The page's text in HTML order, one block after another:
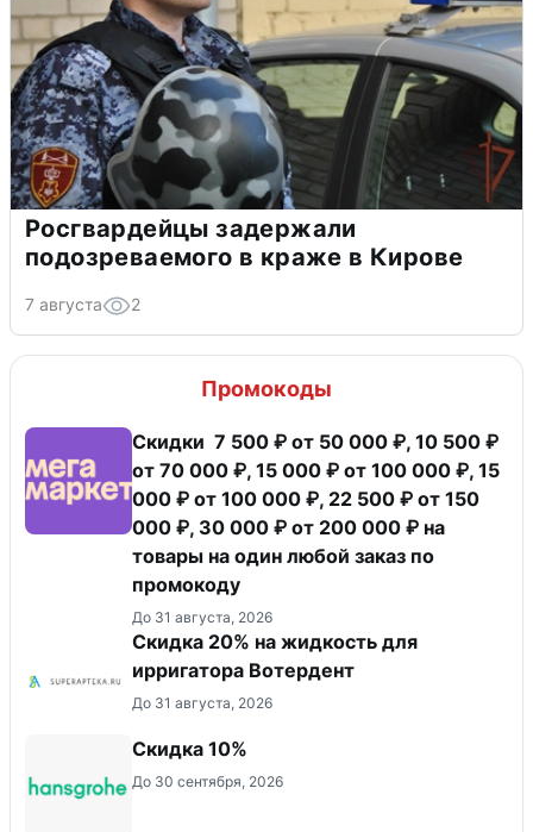
Росгвардейцы задержали
подозреваемого в краже в Кирове
7 августа 2
Промокоды
Скидки 7 500 ₽ от 50 000 ₽, 10 500 ₽
от 70 000 ₽, 15 000 ₽ от 100 000 ₽, 15
000 ₽ от 100 000 ₽, 22 500 ₽ от 150
000 ₽, 30 000 ₽ от 200 000 ₽ на
товары на один любой заказ по
промокоду
До 31 августа, 2026
Скидка 20% на жидкость для
ирригатора Вотердент
До 31 августа, 2026
Скидка 10%
До 30 сентября, 2026